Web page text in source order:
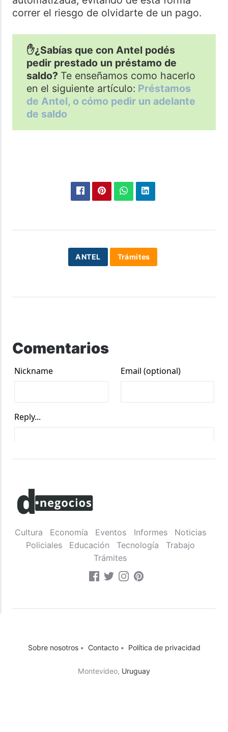
correr el riesgo de olvidarte de un pago.
✋¿Sabías que con Antel podés
pedir prestado un préstamo de
saldo? Te enseñamos como hacerlo
en el siguiente artículo: Préstamos
de Antel, o cómo pedir un adelante
de saldo
ANTEL Trámites
Comentarios
Cultura Economía Eventos Informes
Noticias
Policiales
Educación Tecnología
Trabajo
Trámites
Sobre nosotros • Contacto • Política de privacidad
Montevideo, Uruguay